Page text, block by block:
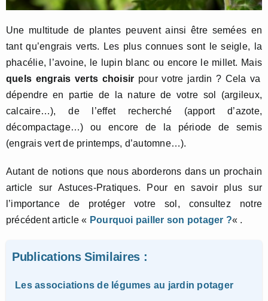
Une multitude de plantes peuvent ainsi être semées en
tant qu’engrais verts. Les plus connues sont le seigle, la
phacélie, l’avoine, le lupin blanc ou encore le millet. Mais
quels engrais verts choisir pour votre jardin ? Cela va
dépendre en partie de la nature de votre sol (argileux,
calcaire…), de l’effet recherché (apport d’azote,
décompactage…) ou encore de la période de semis
(engrais vert de printemps, d’automne…).
Autant de notions que nous aborderons dans un prochain
article sur Astuces-Pratiques. Pour en savoir plus sur
l’importance de protéger votre sol, consultez notre
précédent article « Pourquoi pailler son potager ?« .
Publications Similaires :
Les associations de légumes au jardin potager